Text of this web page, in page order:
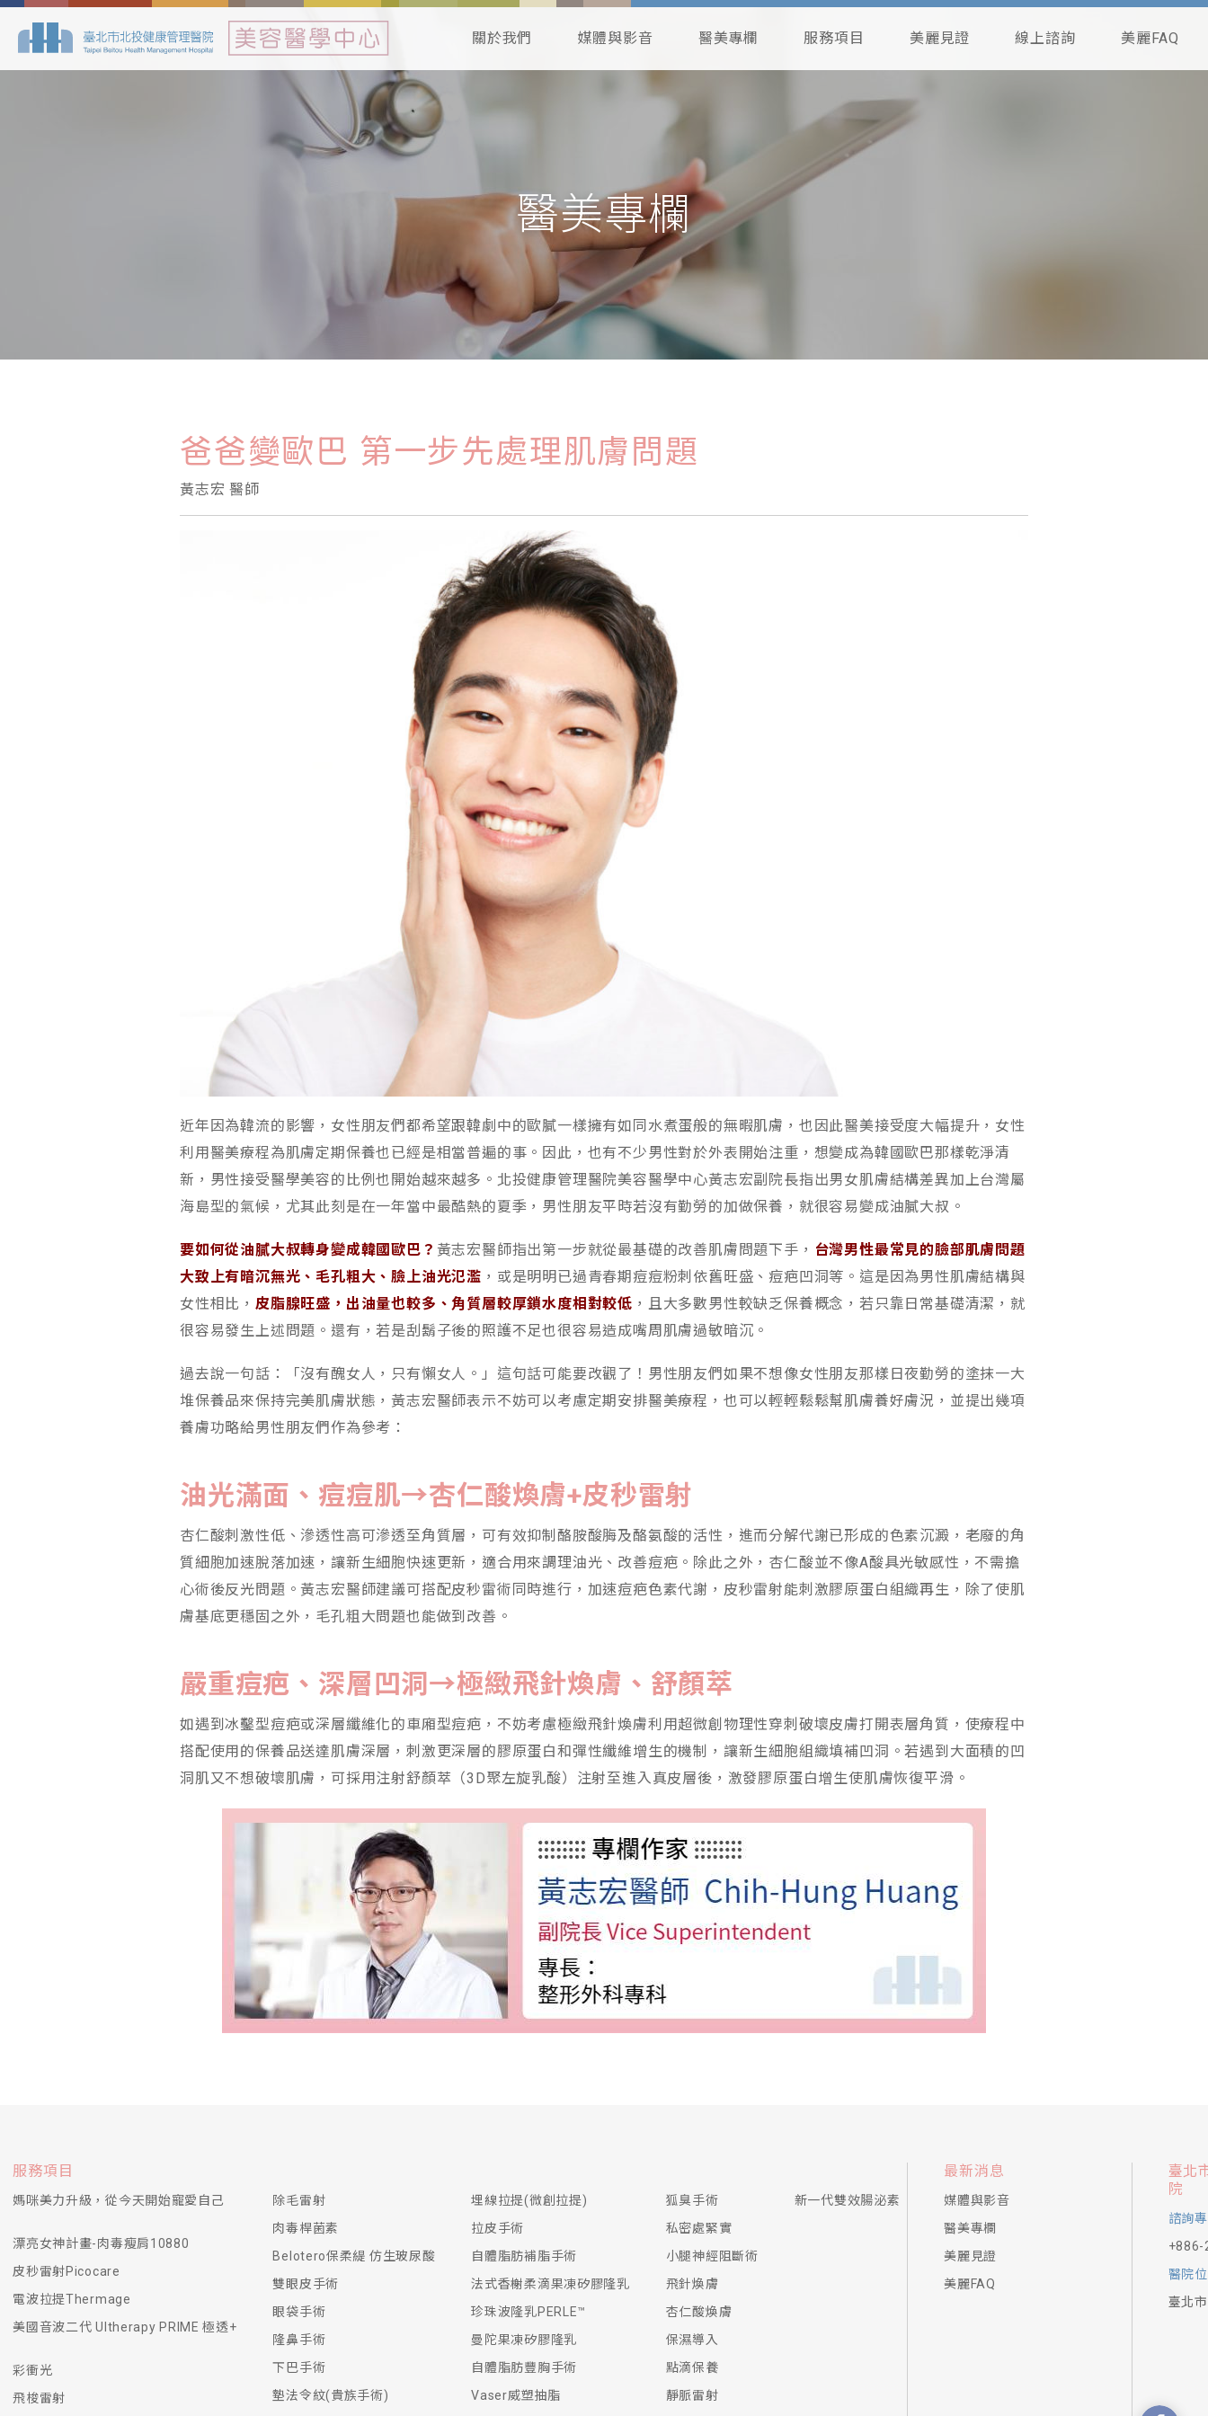
關於我們 媒體與影音 醫美專欄 服務項目 美麗見證 線上諮詢 美麗FAQ
醫美專欄
爸爸變歐巴 第一步先處理肌膚問題
黃志宏 醫師
近年因為韓流的影響，女性朋友們都希望跟韓劇中的歐膩一樣擁有如同水煮蛋般的無暇肌膚，也因此醫美接受度大幅提升，女性
利用醫美療程為肌膚定期保養也已經是相當普遍的事。因此，也有不少男性對於外表開始注重，想變成為韓國歐巴那樣乾淨清
新，男性接受醫學美容的比例也開始越來越多。北投健康管理醫院美容醫學中心黃志宏副院長指出男女肌膚結構差異加上台灣屬
海島型的氣候，尤其此刻是在一年當中最酷熱的夏季，男性朋友平時若沒有勤勞的加做保養，就很容易變成油膩大叔。
要如何從油膩大叔轉身變成韓國歐巴？ 黃志宏醫師指出第一步就從最基礎的改善肌膚問題下手， 台灣男性最常見的臉部肌膚問題
大致上有暗沉無光、毛孔粗大、臉上油光氾濫 ，或是明明已過青春期痘痘粉刺依舊旺盛、痘疤凹洞等。這是因為男性肌膚結構與
女性相比， 皮脂腺旺盛，出油量也較多、角質層較厚鎖水度相對較低 ，且大多數男性較缺乏保養概念，若只靠日常基礎清潔，就
很容易發生上述問題。還有，若是刮鬍子後的照護不足也很容易造成嘴周肌膚過敏暗沉。
過去說一句話：「沒有醜女人，只有懶女人。」這句話可能要改觀了！男性朋友們如果不想像女性朋友那樣日夜勤勞的塗抹一大
堆保養品來保持完美肌膚狀態，黃志宏醫師表示不妨可以考慮定期安排醫美療程，也可以輕輕鬆鬆幫肌膚養好膚況，並提出幾項
養膚功略給男性朋友們作為參考：
油光滿面、痘痘肌→杏仁酸煥膚+皮秒雷射
杏仁酸刺激性低、滲透性高可滲透至角質層，可有效抑制酪胺酸脢及酪氨酸的活性，進而分解代謝已形成的色素沉澱，老廢的角
質細胞加速脫落加速，讓新生細胞快速更新，適合用來調理油光、改善痘疤。除此之外，杏仁酸並不像A酸具光敏感性，不需擔
心術後反光問題。黃志宏醫師建議可搭配皮秒雷術同時進行，加速痘疤色素代謝，皮秒雷射能刺激膠原蛋白組織再生，除了使肌
膚基底更穩固之外，毛孔粗大問題也能做到改善。
嚴重痘疤、深層凹洞→極緻飛針煥膚、舒顏萃
如遇到冰鑿型痘疤或深層纖維化的車廂型痘疤，不妨考慮極緻飛針煥膚利用超微創物理性穿刺破壞皮膚打開表層角質，使療程中
搭配使用的保養品送達肌膚深層，刺激更深層的膠原蛋白和彈性纖維增生的機制，讓新生細胞組織填補凹洞。若遇到大面積的凹
洞肌又不想破壞肌膚，可採用注射舒顏萃（3D聚左旋乳酸）注射至進入真皮層後，激發膠原蛋白增生使肌膚恢復平滑。
服務項目
媽咪美力升級，從今天開始寵愛自己
漂亮女神計畫-肉毒瘦肩10880
皮秒雷射Picocare
電波拉提Thermage
美國音波二代 Ultherapy PRIME 極透+
彩衝光
飛梭雷射
除毛雷射
肉毒桿菌素
Belotero保柔緹 仿生玻尿酸
雙眼皮手術
眼袋手術
隆鼻手術
下巴手術
墊法令紋(貴族手術)
埋線拉提(微創拉提)
拉皮手術
自體脂肪補脂手術
法式香榭柔滴果凍矽膠隆乳
珍珠波隆乳PERLE™
曼陀果凍矽膠隆乳
自體脂肪豐胸手術
Vaser威塑抽脂
狐臭手術
私密處緊實
小腿神經阻斷術
飛針煥膚
杏仁酸煥膚
保濕導入
點滴保養
靜脈雷射
新一代雙效腸泌素
最新消息
媒體與影音
醫美專欄
美麗見證
美麗FAQ
臺北
院
諮詢
醫院
臺北